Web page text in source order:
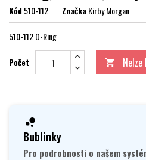
Kód510-112 ZnačkaKirby Morgan
510-112 O-Ring
Počet 
Bublinky
Pro podrobnosti o našem